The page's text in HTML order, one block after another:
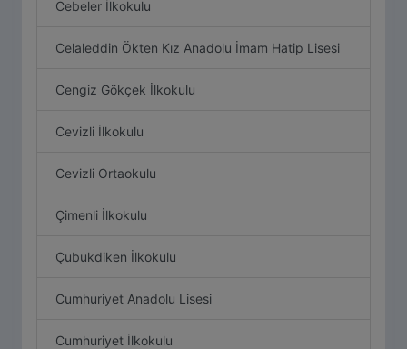
Cebeler İlkokulu
Celaleddin Ökten Kız Anadolu İmam Hatip Lisesi
Cengiz Gökçek İlkokulu
Cevizli İlkokulu
Cevizli Ortaokulu
Çimenli İlkokulu
Çubukdiken İlkokulu
Cumhuriyet Anadolu Lisesi
Cumhuriyet İlkokulu